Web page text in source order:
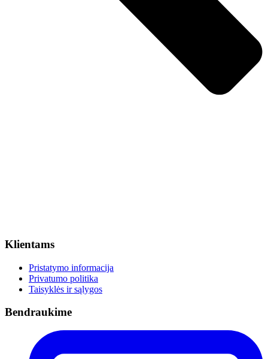
Klientams
Pristatymo informacija
Privatumo politika
Taisyklės ir sąlygos
Bendraukime